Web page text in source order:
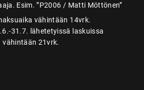
Esim. ”P2006 / Matti Möttönen”
vähintään 14vrk.
31.7. lähetetyissä laskuissa
vähintään 21vrk.